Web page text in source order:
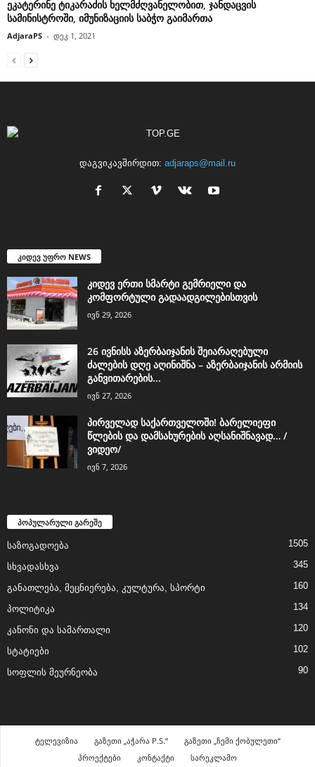
ეკატერინე ტიკარაძის ხელმძღვანელობით, ჯანდაცვის
სამინისტროში, იმუნიზაციის საბჭო გაიმართა
AdjaraPS - დეკ 1, 2021
დაგვიკავშირდით: adjaraps@mail.ru
კიდევ უფრო NEWS
კიდევ ერთი სმარტი გემრიელი და
კომფორტული გადაადგილებისთვის
ივნ 29, 2026
26 ივნისს აზერბაიჯანის შეიარაღებული
ძალების დღე აღინიშნა – აზერბაიჯანის არმიის
განვითარების...
ივნ 27, 2026
პირველად საქართველოში! ბარელიეფი
წლების და დამსახურების აღსანიშნავად… /
ვიდეო/
ივნ 7, 2026
პოპულარული გარეშე
საზოგადოება 1505
სხვადასხვა 345
განათლება, მეცნიერება, კულტურა, სპორტი 160
პოლიტიკა 134
კანონი და სამართალი 120
სტატიები 102
სოფლის მეურნეობა 90
ტელევიზია გაზეთი „აჭარა P.S.“
გაზეთი „ჩემი ქობულეთი“
პროექტები
კონტაქტი სარეკლამო